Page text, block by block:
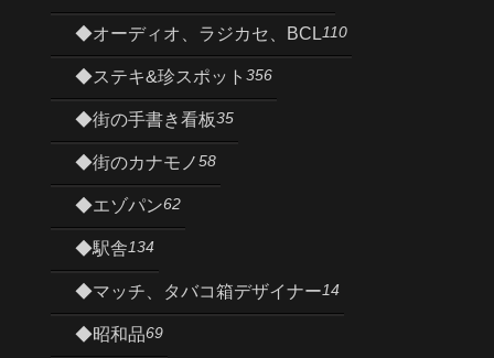
◆オーディオ、ラジカセ、BCL110
◆ステキ&珍スポット 356
◆街の手書き看板35
◆街のカナモノ58
◆エゾパン62
◆駅舎134
◆マッチ、タバコ箱デザイナー14
◆昭和品69